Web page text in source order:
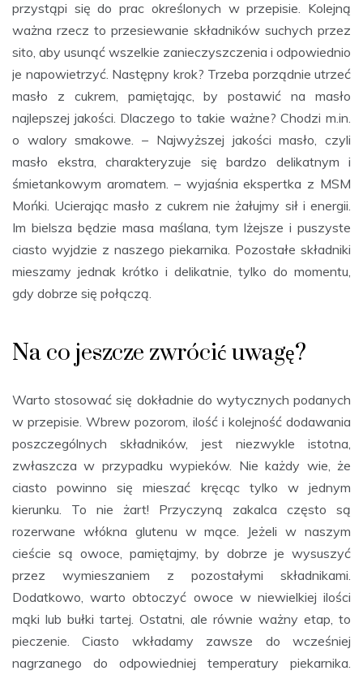
przystąpi się do prac określonych w przepisie. Kolejną
ważna rzecz to przesiewanie składników suchych przez
sito, aby usunąć wszelkie zanieczyszczenia i odpowiednio
je napowietrzyć. Następny krok? Trzeba porządnie utrzeć
masło z cukrem, pamiętając, by postawić na masło
najlepszej jakości. Dlaczego to takie ważne? Chodzi m.in.
o walory smakowe. – Najwyższej jakości masło, czyli
masło ekstra, charakteryzuje się bardzo delikatnym i
śmietankowym aromatem. – wyjaśnia ekspertka z MSM
Mońki. Ucierając masło z cukrem nie żałujmy sił i energii.
Im bielsza będzie masa maślana, tym lżejsze i puszyste
ciasto wyjdzie z naszego piekarnika. Pozostałe składniki
mieszamy jednak krótko i delikatnie, tylko do momentu,
gdy dobrze się połączą.
Na co jeszcze zwrócić uwagę?
Warto stosować się dokładnie do wytycznych podanych
w przepisie. Wbrew pozorom, ilość i kolejność dodawania
poszczególnych składników, jest niezwykle istotna,
zwłaszcza w przypadku wypieków. Nie każdy wie, że
ciasto powinno się mieszać kręcąc tylko w jednym
kierunku. To nie żart! Przyczyną zakalca często są
rozerwane włókna glutenu w mące. Jeżeli w naszym
cieście są owoce, pamiętajmy, by dobrze je wysuszyć
przez wymieszaniem z pozostałymi składnikami.
Dodatkowo, warto obtoczyć owoce w niewielkiej ilości
mąki lub bułki tartej. Ostatni, ale równie ważny etap, to
pieczenie. Ciasto wkładamy zawsze do wcześniej
nagrzanego do odpowiedniej temperatury piekarnika.